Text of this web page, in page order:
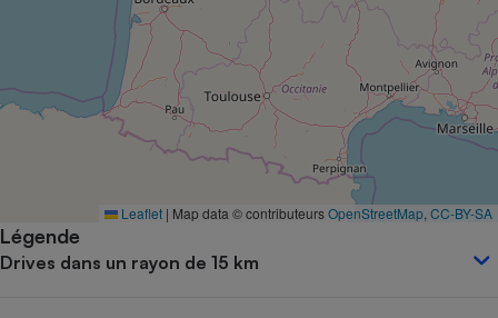
Leaflet | Map data © contributeursOpenStreetMap CC-BY-SA
Légende
Drives dans un rayon de 15 km
Complément
alimentaire
Assurance emprunteur
Banque
Petit électroménager -
Matelas
Mutuelle